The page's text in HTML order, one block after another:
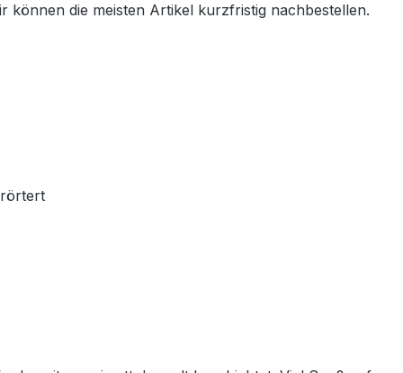
können die meisten Artikel kurzfristig nachbestellen.